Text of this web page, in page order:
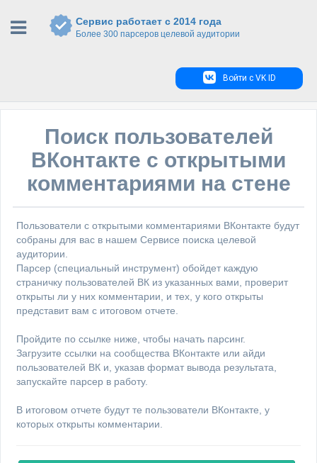
Сервис работает с 2014 года
Более 300 парсеров целевой аудитории
Войти с VK ID
Поиск пользователей
ВКонтакте с открытыми
комментариями на стене
Пользователи с открытыми комментариями ВКонтакте будут
собраны для вас в нашем Сервисе поиска целевой
аудитории.
Парсер (специальный инструмент) обойдет каждую
страничку пользователей ВК из указанных вами, проверит
открыты ли у них комментарии, и тех, у кого открыты
представит вам с итоговом отчете.
Пройдите по ссылке ниже, чтобы начать парсинг.
Загрузите ссылки на сообщества ВКонтакте или айди
пользователей ВК и, указав формат вывода результата,
запускайте парсер в работу.
В итоговом отчете будут те пользователи ВКонтакте, у
которых открыты комментарии.